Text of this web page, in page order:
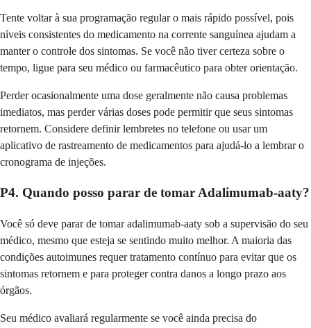
Tente voltar à sua programação regular o mais rápido possível, pois
níveis consistentes do medicamento na corrente sanguínea ajudam a
manter o controle dos sintomas. Se você não tiver certeza sobre o
tempo, ligue para seu médico ou farmacêutico para obter orientação.
Perder ocasionalmente uma dose geralmente não causa problemas
imediatos, mas perder várias doses pode permitir que seus sintomas
retornem. Considere definir lembretes no telefone ou usar um
aplicativo de rastreamento de medicamentos para ajudá-lo a lembrar o
cronograma de injeções.
P4. Quando posso parar de tomar Adalimumab-aaty?
Você só deve parar de tomar adalimumab-aaty sob a supervisão do seu
médico, mesmo que esteja se sentindo muito melhor. A maioria das
condições autoimunes requer tratamento contínuo para evitar que os
sintomas retornem e para proteger contra danos a longo prazo aos
órgãos.
Seu médico avaliará regularmente se você ainda precisa do